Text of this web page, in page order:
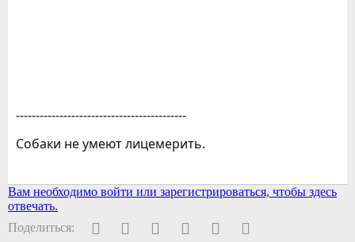
-------------------------------------------
Собаки не умеют лицемерить.
Вам необходимо войти или зарегистрироваться, чтобы здесь
отвечать.
Поделиться:
FacebookTwitter PinterestWhatsAppЭлектронная почта